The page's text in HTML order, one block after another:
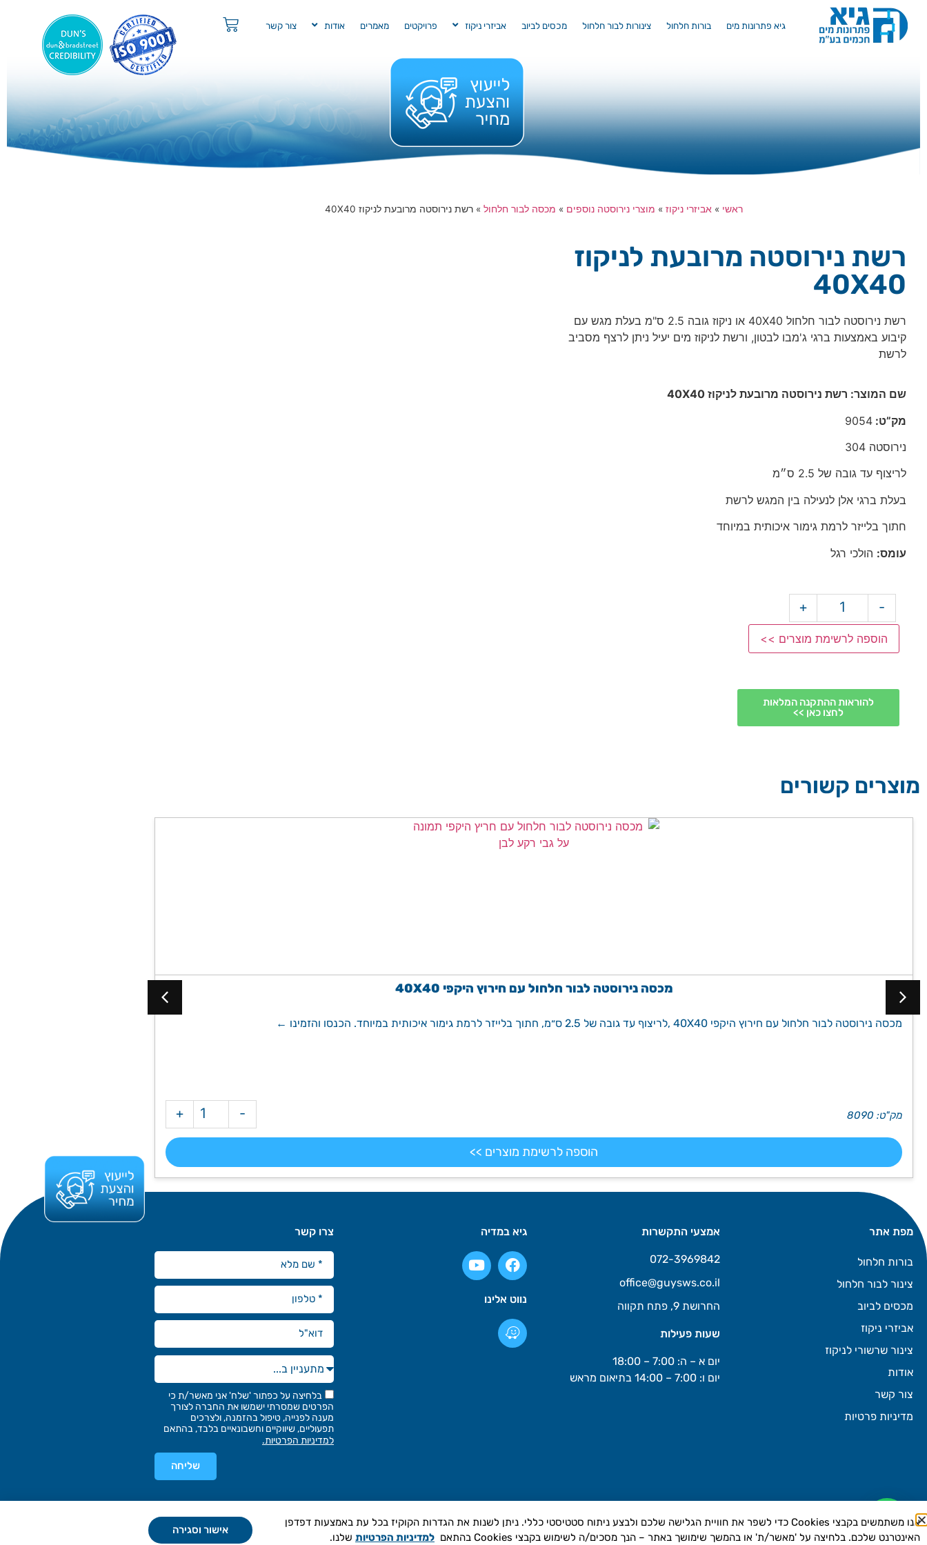
גיא פתרונות מים בורות חלחול צינורות לבור חלחול מכסים לביוב אביזרי ניקוז פרויקטים מאמרים אודות צור קשר
ראשי » אביזרי ניקוז » מוצרי נירוסטה נוספים » מכסה לבור חלחול » רשת נירוסטה מרובעת לניקוז 40X40
רשת נירוסטה מרובעת לניקוז
40X40
רשת נירוסטה לבור חלחול 40X40 או ניקוז גובה 2.5 ס"מ בעלת מגש עם
קיבוע באמצעות ברגי ג'מבו לבטון, ורשת לניקוז מים יעיל ניתן לרצף מסביב
לרשת
שם המוצר: רשת נירוסטה מרובעת לניקוז 40X40
מק”ט: 9054
נירוסטה 304
לריצוף עד גובה של 2.5 ס״מ
בעלת ברגי אלן לנעילה בין המגש לרשת
חתוך בלייזר לרמת גימור איכותית במיוחד
עומס: הולכי רגל
-
+
הוספה לרשימת מוצרים >>
להוראות ההתקנה המלאות
לחצו כאן >>
מוצרים קשורים
מכסה נירוסטה לבור חלחול עם חירוץ היקפי 40X40
מכסה נירוסטה לבור חלחול עם חירוץ היקפי 40X40 ,לריצוף עד גובה של 2.5 ס״מ, חתוך בלייזר לרמת גימור איכותית במיוחד. הכנסו והזמינו ←
מק"ט: 8090 -
+
הוספה לרשימת מוצרים >>
מפת אתר
בורות חלחול
צינור לבור חלחול
מכסים לביוב
אביזרי ניקוז
צינור שרשורי לניקוז
אודות
צור קשר
מדיניות פרטיות
אמצעי התקשרות
072-3969842
office@guysws.co.il
החרושת 9, פתח תקווה
שעות פעילות
יום א – ה: 7:00 – 18:00
יום ו: 7:00 – 14:00 בתיאום מראש
גיא במדיה
נווט אלינו
צרו קשר
בלחיצה על כפתור 'שלח' אני מאשר/ת כי
הפרטים שמסרתי ישמשו את החברה לצורך
מענה לפנייה, טיפול בהזמנה, ולצרכים
תפעוליים, שיווקיים וחשבונאיים בלבד, בהתאם
למדיניות הפרטיות.
שליחה
אנו משתמשים בקבצי Cookies כדי לשפר את חוויית הגלישה שלכם ולבצע ניתוח סטטיסטי כללי. ניתן לשנות את הגדרות הקוקיז בכל עת באמצעות דפדפן
האינטרנט שלכם. בלחיצה על 'מאשר/ת' או בהמשך שימושך באתר – הנך מסכים/ה לשימוש בקבצי Cookies בהתאם
למדיניות הפרטיות שלנו.
אישור וסגירה